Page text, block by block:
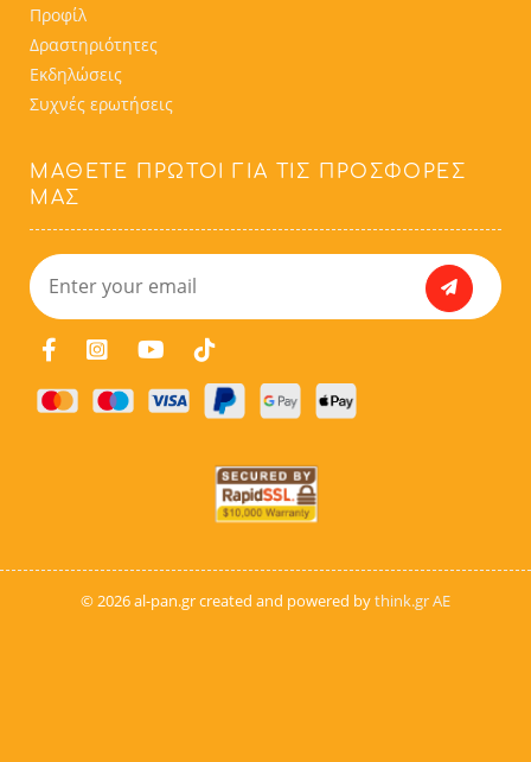
Προφίλ
Δραστηριότητες
Εκδηλώσεις
Συχνές ερωτήσεις
ΜΆΘΕΤΕ ΠΡΏΤΟΙ ΓΙΑ ΤΙΣ ΠΡΟΣΦΟΡΈΣ
ΜΑΣ
© 2026 al-pan.gr created and powered bythink.gr AE